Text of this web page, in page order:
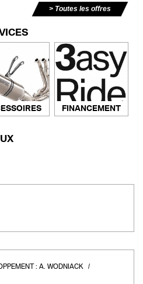
Toutes les offres
FINANCEMENT
: A. WODNIACK